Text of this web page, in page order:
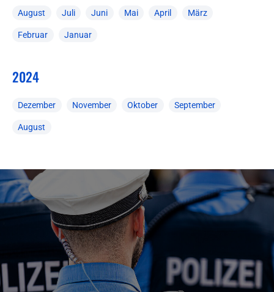
August Juli Juni Mai April März
Februar Januar
2024
Dezember November Oktober September
August